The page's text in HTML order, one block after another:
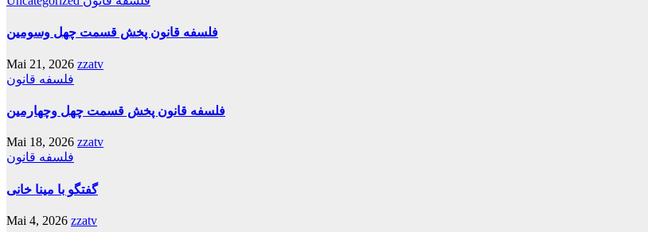
فلسفه قانون پخش قسمت چهل وسومین
Mai 21, 2026 zzatv
فلسفه قانون
فلسفه قانون پخش قسمت چهل وچهارمین
Mai 18, 2026 zzatv
فلسفه قانون
گفتگو با مینا خانی
Mai 4, 2026 zzatv